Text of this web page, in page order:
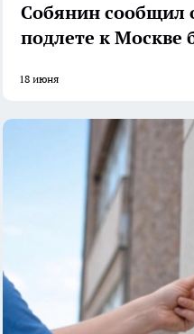
Собянин сообщил
подлете к Москве
18 июня